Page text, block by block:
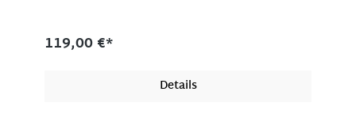
besondere Haptik sowie eine warme, einladende
Ausstrahlung. Dank der 360°-Drehfunktion bietet
als Sitzgelegenheit im Ankleidezimmer, als
Ergänzung zum Schminktisch, im Schlafzimmer
119,00 €*
Details